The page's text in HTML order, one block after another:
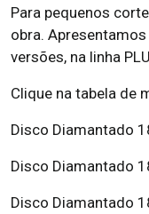
Para pequenos
obra.
versões, na linha
Clique na tabela de
Disco Diamantado
Disco Diamantado
Disco Diamantado